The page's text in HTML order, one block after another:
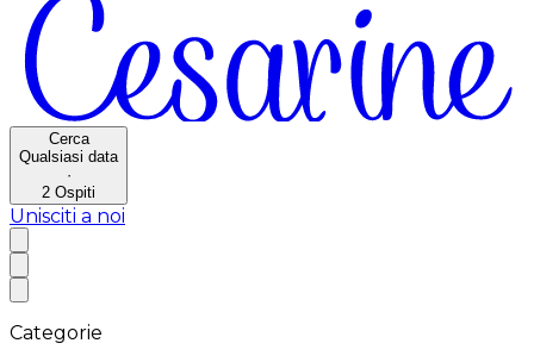
Cerca
Qualsiasi data
·
2 Ospiti
Unisciti a noi
Categorie